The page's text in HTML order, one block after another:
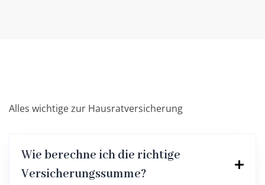
Alles wichtige zur Hausratversicherung
Wie berechne ich die richtige
Versicherungssumme?